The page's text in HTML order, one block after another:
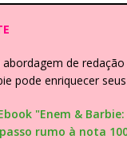
de
pode enriquecer
"Enem &
rumo à nota